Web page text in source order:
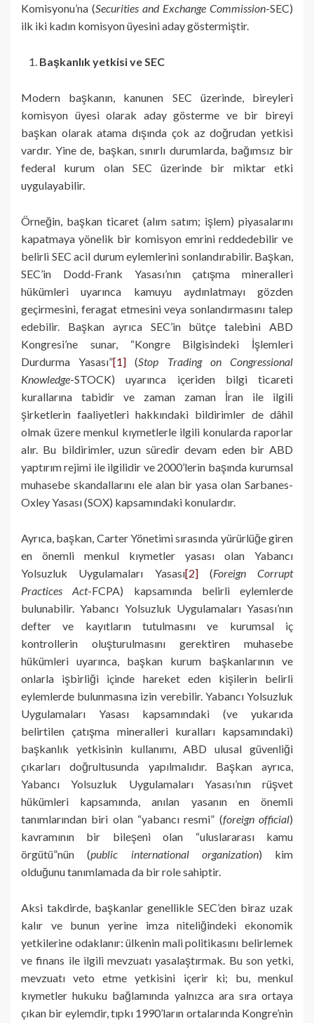
Komisyonu’na (Securities and Exchange Commission-SEC)
ilk iki kadın komisyon üyesini aday göstermiştir.
Başkanlık yetkisi ve SEC
Modern başkanın, kanunen SEC üzerinde, bireyleri
komisyon üyesi olarak aday gösterme ve bir bireyi
başkan olarak atama dışında çok az doğrudan yetkisi
vardır. Yine de, başkan, sınırlı durumlarda, bağımsız bir
federal kurum olan SEC üzerinde bir miktar etki
uygulayabilir.
Örneğin, başkan ticaret (alım satım; işlem) piyasalarını
kapatmaya yönelik bir komisyon emrini reddedebilir ve
belirli SEC acil durum eylemlerini sonlandırabilir. Başkan,
SEC’in Dodd-Frank Yasası’nın çatışma mineralleri
hükümleri uyarınca kamuyu aydınlatmayı gözden
geçirmesini, feragat etmesini veya sonlandırmasını talep
edebilir. Başkan ayrıca SEC’in bütçe talebini ABD
Kongresi’ne sunar, “Kongre Bilgisindeki İşlemleri
Durdurma Yasası”[1] (Stop Trading on Congressional
Knowledge-STOCK) uyarınca içeriden bilgi ticareti
kurallarına tabidir ve zaman zaman İran ile ilgili
şirketlerin faaliyetleri hakkındaki bildirimler de dâhil
olmak üzere menkul kıymetlerle ilgili konularda raporlar
alır. Bu bildirimler, uzun süredir devam eden bir ABD
yaptırım rejimi ile ilgilidir ve 2000’lerin başında kurumsal
muhasebe skandallarını ele alan bir yasa olan Sarbanes-
Oxley Yasası (SOX) kapsamındaki konulardır.
Ayrıca, başkan, Carter Yönetimi sırasında yürürlüğe giren
en önemli menkul kıymetler yasası olan Yabancı
Yolsuzluk Uygulamaları Yasası[2](Foreign Corrupt
Practices Act-FCPA) kapsamında belirli eylemlerde
bulunabilir. Yabancı Yolsuzluk Uygulamaları Yasası’nın
defter ve kayıtların tutulmasını ve kurumsal iç
kontrollerin oluşturulmasını gerektiren muhasebe
hükümleri uyarınca, başkan kurum başkanlarının ve
onlarla işbirliği içinde hareket eden kişilerin belirli
eylemlerde bulunmasına izin verebilir. Yabancı Yolsuzluk
Uygulamaları Yasası kapsamındaki (ve yukarıda
belirtilen çatışma mineralleri kuralları kapsamındaki)
başkanlık yetkisinin kullanımı, ABD ulusal güvenliği
çıkarları doğrultusunda yapılmalıdır. Başkan ayrıca,
Yabancı Yolsuzluk Uygulamaları Yasası’nın rüşvet
hükümleri kapsamında, anılan yasanın en önemli
tanımlarından biri olan “yabancı resmi” (foreign official)
kavramının bir bileşeni olan “uluslararası kamu
örgütü”nün (public international organization) kim
olduğunu tanımlamada da bir role sahiptir.
Aksi takdirde, başkanlar genellikle SEC’den biraz uzak
kalır ve bunun yerine imza niteliğindeki ekonomik
yetkilerine odaklanır: ülkenin mali politikasını belirlemek
ve finans ile ilgili mevzuatı yasalaştırmak. Bu son yetki,
mevzuatı veto etme yetkisini içerir ki; bu, menkul
kıymetler hukuku bağlamında yalnızca ara sıra ortaya
çıkan bir eylemdir, tıpkı 1990’ların ortalarında Kongre’nin